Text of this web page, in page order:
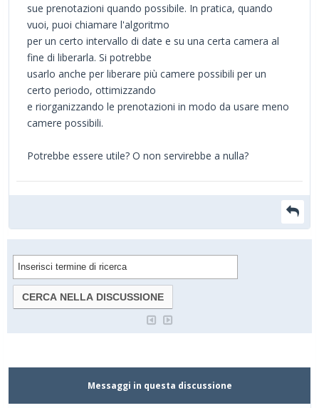
sue prenotazioni quando possibile. In pratica, quando
vuoi, puoi chiamare l'algoritmo
per un certo intervallo di date e su una certa camera al
fine di liberarla. Si potrebbe
usarlo anche per liberare più camere possibili per un
certo periodo, ottimizzando
e riorganizzando le prenotazioni in modo da usare meno
camere possibili.
Potrebbe essere utile? O non servirebbe a nulla?
Messaggi in questa discussione